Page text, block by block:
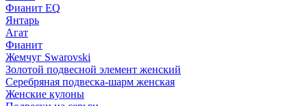
Фианит EQ
Янтарь
Агат
Фианит
Жемчуг Swarovski
Золотой подвесной элемент женcкий
Серебряная подвеска-шарм женская
Женские кулоны